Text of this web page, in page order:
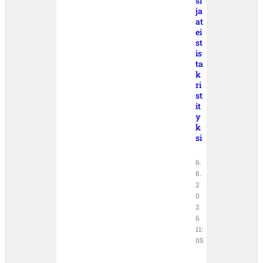
ja
at
ei
st
is
ta
k
ri
st
it
y
k
si
6.
8.
2
0
2
6
11:
05